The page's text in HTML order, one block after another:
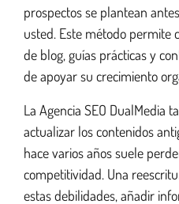
prospectos se plantean
usted. Este método permite
de blog, guías prácticas y
de apoyar su crecimiento
La Agencia SEO DualMedia
actualizar los contenidos
hace varios años suele
competitividad. Una
estas debilidades, añadir